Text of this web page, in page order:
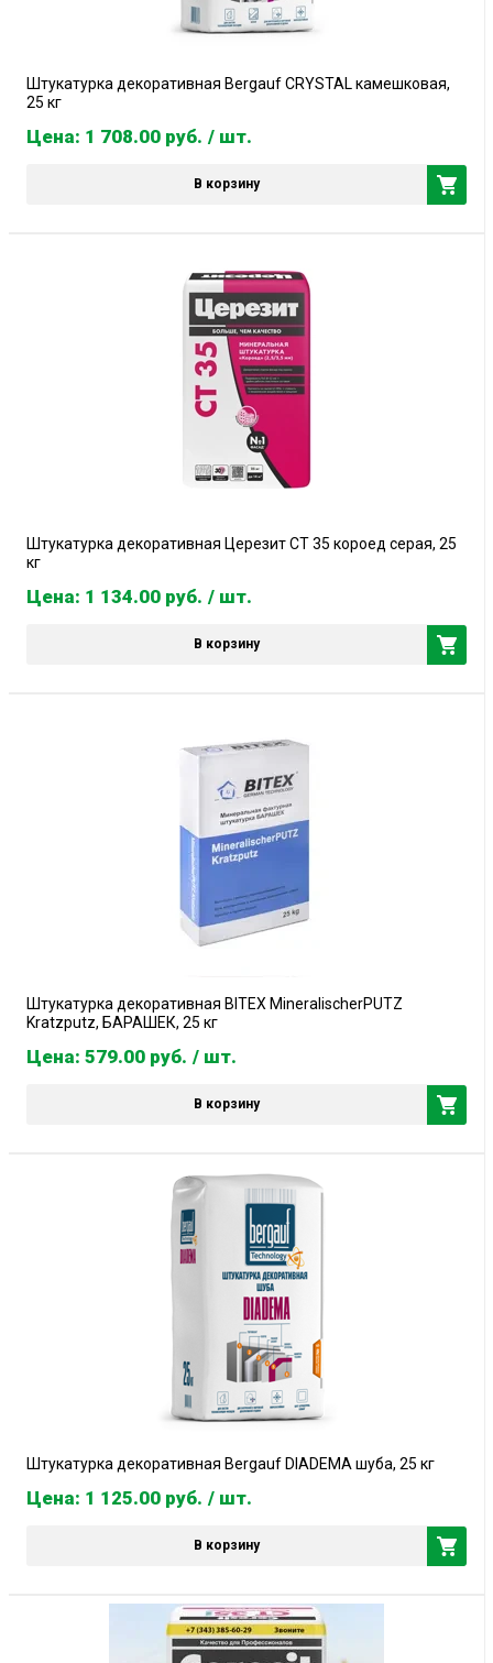
Штукатурка декоративная Bergauf CRYSTAL камешковая,
25 кг
Цена: 1 708.00 руб. / шт.
В корзину
Штукатурка декоративная Церезит CT 35 короед серая, 25
кг
Цена: 1 134.00 руб. / шт.
В корзину
Штукатурка декоративная BITEX MineralischerPUTZ
Kratzputz, БАРАШЕК, 25 кг
Цена: 579.00 руб. / шт.
В корзину
Штукатурка декоративная Bergauf DIADEMA шуба, 25 кг
Цена: 1 125.00 руб. / шт.
В корзину